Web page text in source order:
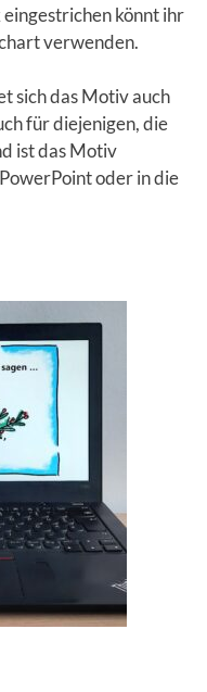
könnt ihr
verwenden.
sich das Motiv auch
für diejenigen, die
ist das Motiv
oder in die